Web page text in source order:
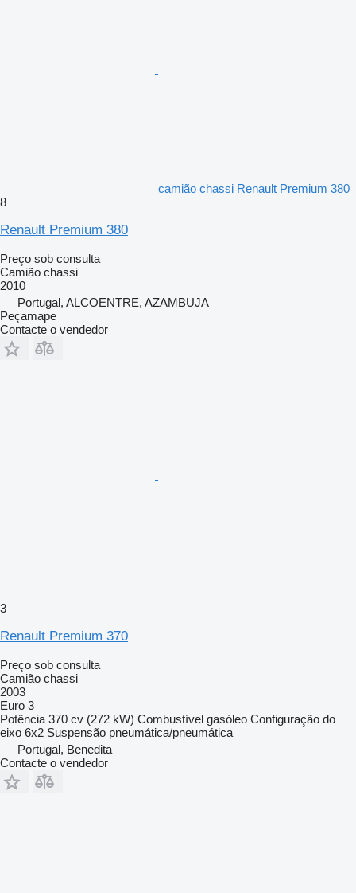
camião chassi Renault Premium 380
8
Renault Premium 380
Preço sob consulta
Camião chassi
2010
Portugal, ALCOENTRE, AZAMBUJA
Peçamape
Contacte o vendedor
3
Renault Premium 370
Preço sob consulta
Camião chassi
2003
Euro 3
Potência 370 cv (272 kW) Combustível gasóleo Configuração do
eixo 6x2 Suspensão pneumática/pneumática
Portugal, Benedita
Contacte o vendedor